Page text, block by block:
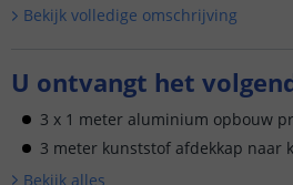
Bekijk volledige omschrijving
U ontvangt het
3 x 1 meter aluminium opbouw
3 meter kunststof afdekkap naar
Bekijk alles